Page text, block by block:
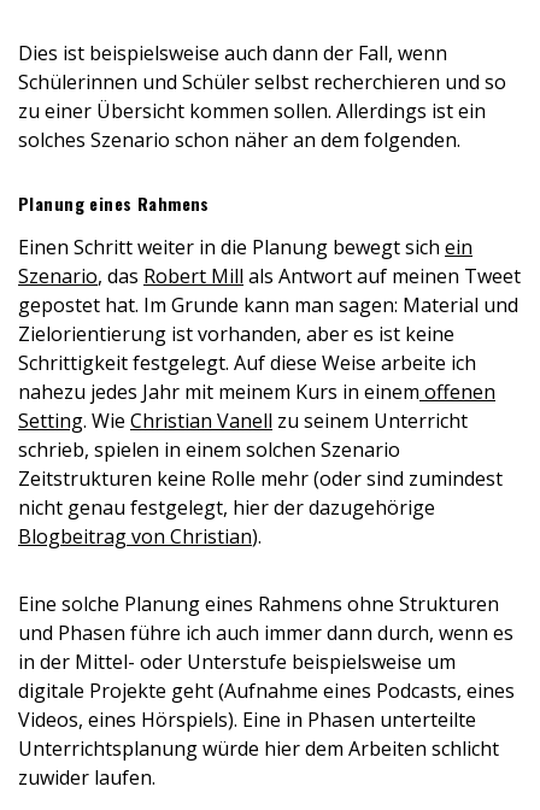
Dies ist beispielsweise auch dann der Fall, wenn
Schülerinnen und Schüler selbst recherchieren und so
zu einer Übersicht kommen sollen. Allerdings ist ein
solches Szenario schon näher an dem folgenden.
Planung eines Rahmens
Einen Schritt weiter in die Planung bewegt sich ein
Szenario, das Robert Mill als Antwort auf meinen Tweet
gepostet hat. Im Grunde kann man sagen: Material und
Zielorientierung ist vorhanden, aber es ist keine
Schrittigkeit festgelegt. Auf diese Weise arbeite ich
nahezu jedes Jahr mit meinem Kurs in einem offenen
Setting. Wie Christian Vanell zu seinem Unterricht
schrieb, spielen in einem solchen Szenario
Zeitstrukturen keine Rolle mehr (oder sind zumindest
nicht genau festgelegt, hier der dazugehörige
Blogbeitrag von Christian).
Eine solche Planung eines Rahmens ohne Strukturen
und Phasen führe ich auch immer dann durch, wenn es
in der Mittel- oder Unterstufe beispielsweise um
digitale Projekte geht (Aufnahme eines Podcasts, eines
Videos, eines Hörspiels). Eine in Phasen unterteilte
Unterrichtsplanung würde hier dem Arbeiten schlicht
zuwider laufen.